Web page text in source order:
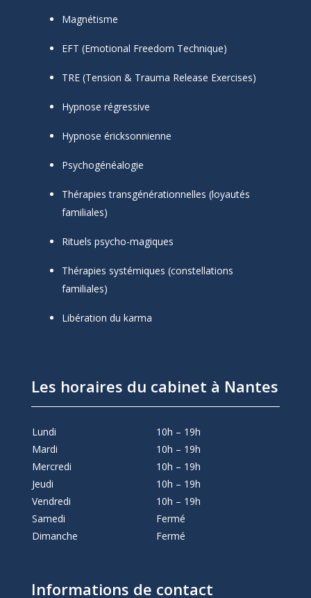
Magnétisme
EFT (Emotional Freedom Technique)
TRE (Tension & Trauma Release Exercises)
Hypnose régressive
Hypnose éricksonnienne
Psychogénéalogie
Thérapies transgénérationnelles (loyautés
familiales)
Rituels psycho-magiques
Thérapies systémiques (constellations
familiales)
Libération du karma
Les horaires du cabinet à Nantes
Lundi
10h – 19h
Mardi
10h – 19h
Mercredi
10h – 19h
Jeudi
10h – 19h
Vendredi
10h – 19h
Samedi
Fermé
Dimanche
Fermé
Informations de contact